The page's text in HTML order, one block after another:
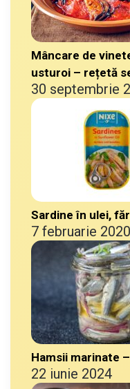
Mâncare de
usturoi – rețetă
30 septembrie
Sardine în ulei,
7 februarie 2020
Hamsii marinate
22 iunie 2024